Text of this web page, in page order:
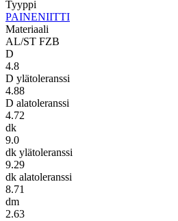
Tyyppi
PAINENIITTI
Materiaali
AL/ST FZB
D
4.8
D ylätoleranssi
4.88
D alatoleranssi
4.72
dk
9.0
dk ylätoleranssi
9.29
dk alatoleranssi
8.71
dm
2.63